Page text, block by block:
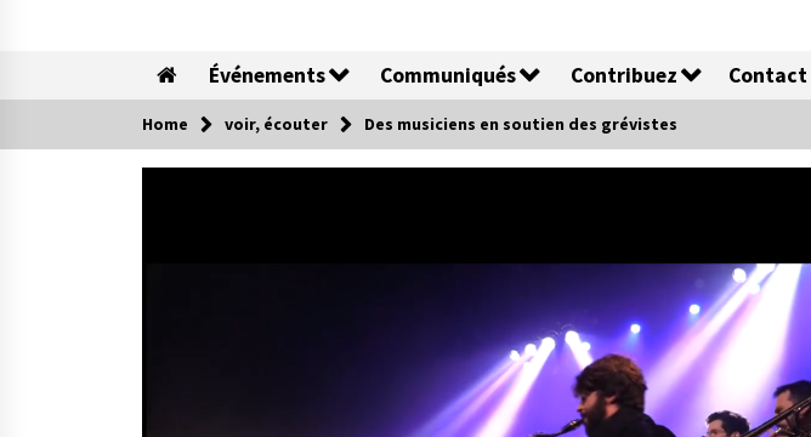
Événements Communiqués Contribuez Contact
Home voir, écouter Des musiciens en soutien des grévistes